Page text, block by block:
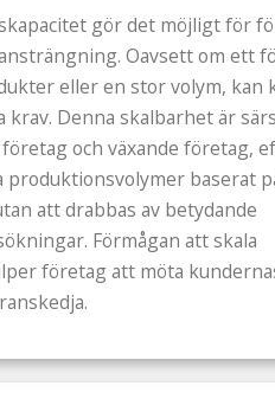
gör det möjligt för
Oavsett om ett
eller en stor volym, kan
krav. Denna skalbarhet är
och växande företag,
baserat
att drabbas av betydande
Förmågan att skala
företag att möta